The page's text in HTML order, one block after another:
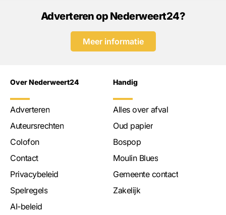
Adverteren op Nederweert24?
Meer informatie
Over Nederweert24
Adverteren
Auteursrechten
Colofon
Contact
Privacybeleid
Spelregels
AI-beleid
Handig
Alles over afval
Oud papier
Bospop
Moulin Blues
Gemeente contact
Zakelijk